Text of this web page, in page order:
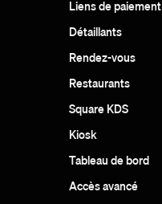
Liens de paiement
Détaillants
Rendez-vous
Restaurants
Square KDS
Kiosk
Tableau de bord
Accès avancé